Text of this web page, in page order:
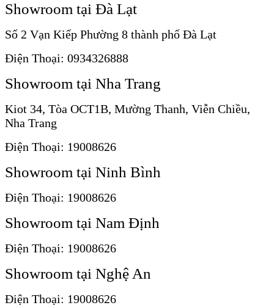
Showroom tại Đà Lạt
Số 2 Vạn Kiếp Phường 8 thành phố Đà Lạt
Điện Thoại: 0934326888
Showroom tại Nha Trang
Kiot 34, Tòa OCT1B, Mường Thanh, Viễn Chiều,
Nha Trang
Điện Thoại: 19008626
Showroom tại Ninh Bình
Điện Thoại: 19008626
Showroom tại Nam Định
Điện Thoại: 19008626
Showroom tại Nghệ An
Điện Thoại: 19008626